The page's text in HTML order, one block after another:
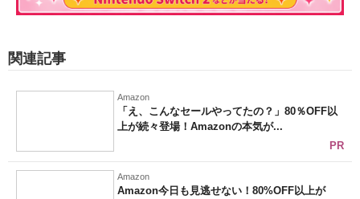
関連記事
Amazon
「え、こんなセールやってたの？」80％OFF以
上が続々登場！Amazonの本気が...
PR
Amazon
Amazon今日も見逃せない！80%OFF以上が